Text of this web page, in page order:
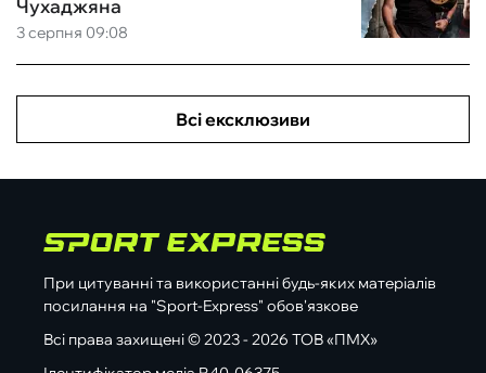
3 серпня 09:08
Чухаджяна
Всі ексклюзиви
При цитуванні та використанні будь-яких матеріалів
посилання на "Sport-Express" обов'язкове
Всі права захищені © 2023 - 2026 ТОВ «ПМХ»